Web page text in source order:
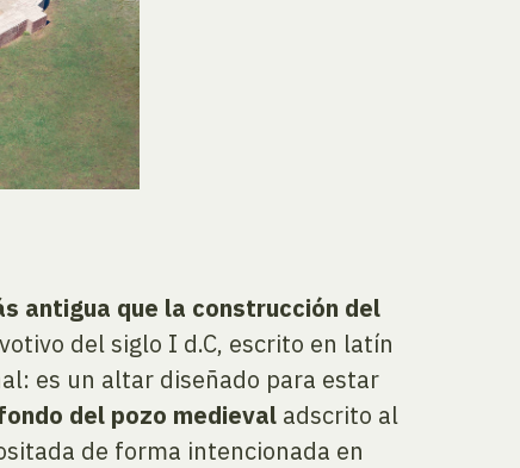
antigua que la construcción del
del siglo I d.C, escrito en latín
es un altar diseñado para estar
del pozo medieval adscrito al
de forma intencionada en